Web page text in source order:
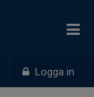
Logga in